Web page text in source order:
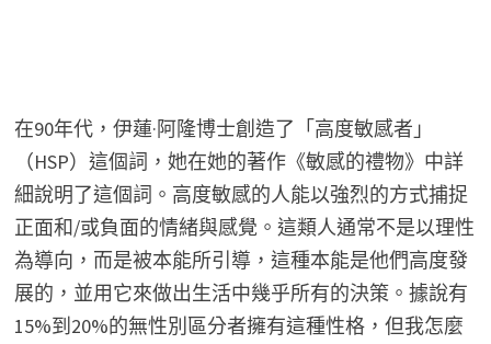
在90年代，伊蓮·阿隆博士創造了「高度敏感者」
（HSP）這個詞，她在她的著作《敏感的禮物》中詳
細說明了這個詞。高度敏感的人能以強烈的方式捕捉
正面和/或負面的情緒與感覺。這類人通常不是以理性
為導向，而是被本能所引導，這種本能是他們高度發
展的，並用它來做出生活中幾乎所有的決策。據說有
15%到20%的無性別區分者擁有這種性格，但我怎麼